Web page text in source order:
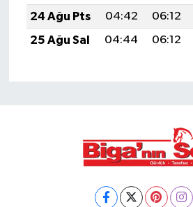
24 Ağu Pts
04:42 06:12
25 Ağu Sal
04:44 06:12